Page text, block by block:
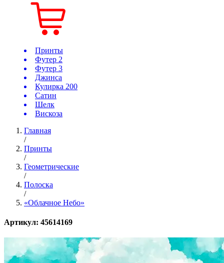
Принты
Футер 2
Футер 3
Джинса
Кулирка 200
Сатин
Шелк
Вискоза
Главная
/
Принты
/
Геометрические
/
Полоска
/
«Облачное Небо»
Артикул: 45614169